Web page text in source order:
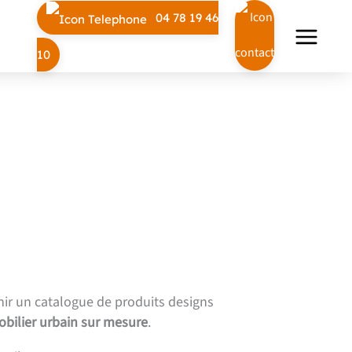
04 78 19 46
10
un catalogue de produits designs
urbain sur mesure.